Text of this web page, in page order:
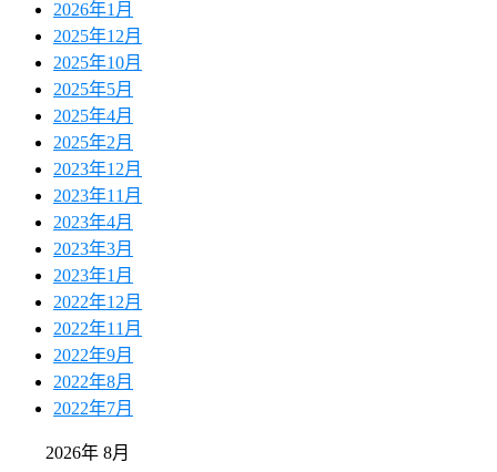
2026年1月
2025年12月
2025年10月
2025年5月
2025年4月
2025年2月
2023年12月
2023年11月
2023年4月
2023年3月
2023年1月
2022年12月
2022年11月
2022年9月
2022年8月
2022年7月
2026年 8月